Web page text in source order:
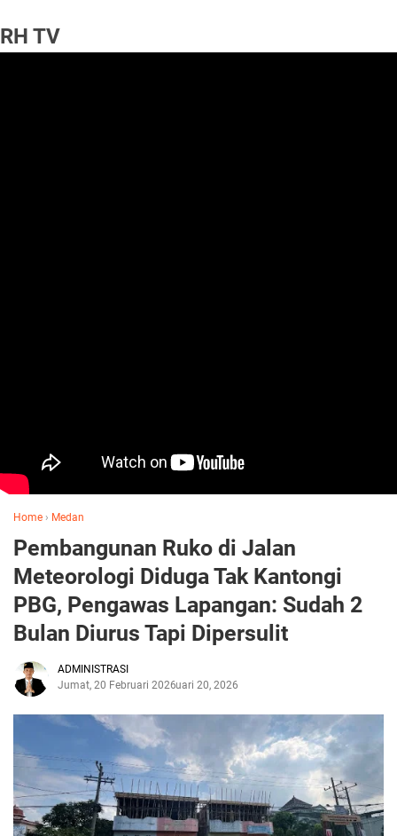
RH TV
Home › Medan
Pembangunan Ruko di Jalan
Meteorologi Diduga Tak Kantongi
PBG, Pengawas Lapangan: Sudah 2
Bulan Diurus Tapi Dipersulit
ADMINISTRASI
Jumat, 20 Februari 2026Februari 20, 2026